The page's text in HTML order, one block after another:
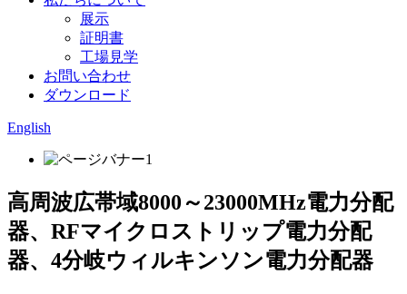
展示
証明書
工場見学
お問い合わせ
ダウンロード
English
高周波広帯域8000～23000MHz電力分配
器、RFマイクロストリップ電力分配
器、4分岐ウィルキンソン電力分配器